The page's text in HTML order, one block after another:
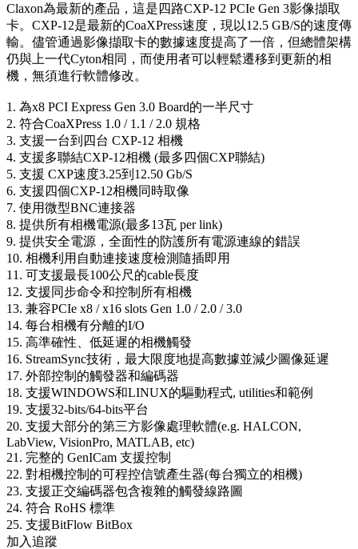
Claxon為最新的產品，這是四路CXP-12 PCIe Gen 3影像擷取
卡。CXP-12是最新的CoaXPress速度，現以12.5 GB/S的速度傳
輸。儘管通過影像擷取卡的數據速度提高了一倍，但總體架構
仍與上一代Cyton相同，而使用者可以輕鬆遷移到更新的相
機，無須進行軟體修改。
1. 為x8 PCI Express Gen 3.0 Board的一半尺寸
2. 符合CoaXPress 1.0 / 1.1 / 2.0 規格
3. 支援一台到四台 CXP-12 相機
4. 支援多聯結CXP-12相機 (最多四個CXP聯結)
5. 支援 CXP速度3.25到12.50 Gb/S
6. 支援四個CXP-12相機同時取像
7. 使用微型BNC連接器
8. 提供所有相機電源(最多13瓦 per link)
9. 提供安全電源，全面性的防護所有電源連線的錯誤
10. 相機利用自動連接速度檢測隨插即用
11. 可支援最長100公尺的cable長度
12. 支援同步命令和控制所有相機
13. 兼容PCIe x8 / x16 slots Gen 1.0 / 2.0 / 3.0
14. 每台相機有分離的I/O
15. 高準確性、低延遲的相機觸發
16. StreamSync技術，最大限度地提高數據並減少圖像延遲
17. 外部控制的觸發器和編碼器
18. 支援WINDOWS和LINUX的驅動程式, utilities和範例
19. 支援32-bits/64-bits平台
20. 支援大部分的第三方影像處理軟體(e.g. HALCON,
LabView, VisionPro, MATLAB, etc)
21. 完整的 GenICam 支援控制
22. 對相機控制的可程控信號產生器(每台獨立的相機)
23. 支援正交編碼器包含複雜的觸發線路圖
24. 符合 RoHS 標準
25. 支援BitFlow BitBox
加入追蹤